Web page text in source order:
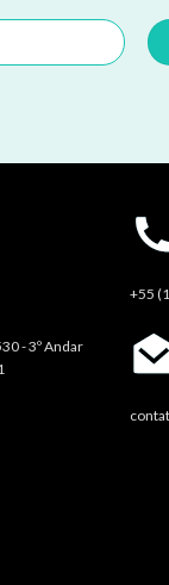
- 3º Andar
+55